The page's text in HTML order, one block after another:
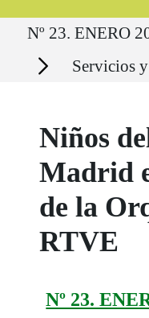
Ruta del sitio
Nº 23. ENERO
Secciones Servicios
Niños
Madrid
de la
RTVE
Nº 23.